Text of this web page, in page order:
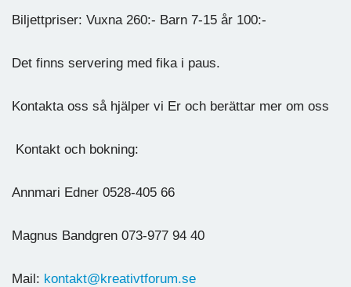
Biljettpriser: Vuxna 260:- Barn 7-15 år 100:-
Det finns servering med fika i paus.
Kontakta oss så hjälper vi Er och berättar mer om oss
Kontakt och bokning:
Annmari Edner 0528-405 66
Magnus Bandgren 073-977 94 40
Mail: kontakt@kreativtforum.se